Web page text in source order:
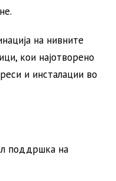
на нивните
кои најотворено
и инсталации во
поддршка на